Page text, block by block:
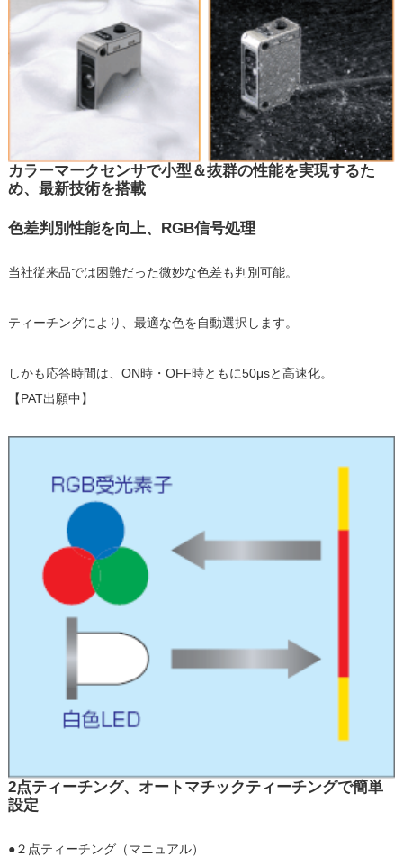
カラーマークセンサで小型＆抜群の性能を実現するた
め、最新技術を搭載
色差判別性能を向上、RGB信号処理
当社従来品では困難だった微妙な色差も判別可能。
ティーチングにより、最適な色を自動選択します。
しかも応答時間は、ON時・OFF時ともに50μsと高速化。
【PAT出願中】
2点ティーチング、オートマチックティーチングで簡単
設定
●２点ティーチング（マニュアル）